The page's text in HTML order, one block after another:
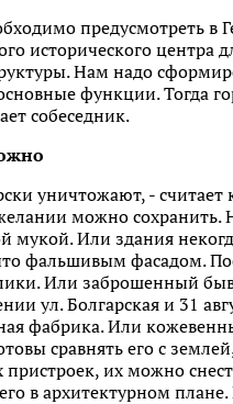
предусмотреть в
исторического
Нам надо
функции. Тогда
собеседник.
уничтожают, - считает
можно
мукой. Или здания
фальшивым фасадом.
Или заброшенный
ул. Болгарская и 31
фабрика. Или
сравнять его с
их можно
в архитектурном